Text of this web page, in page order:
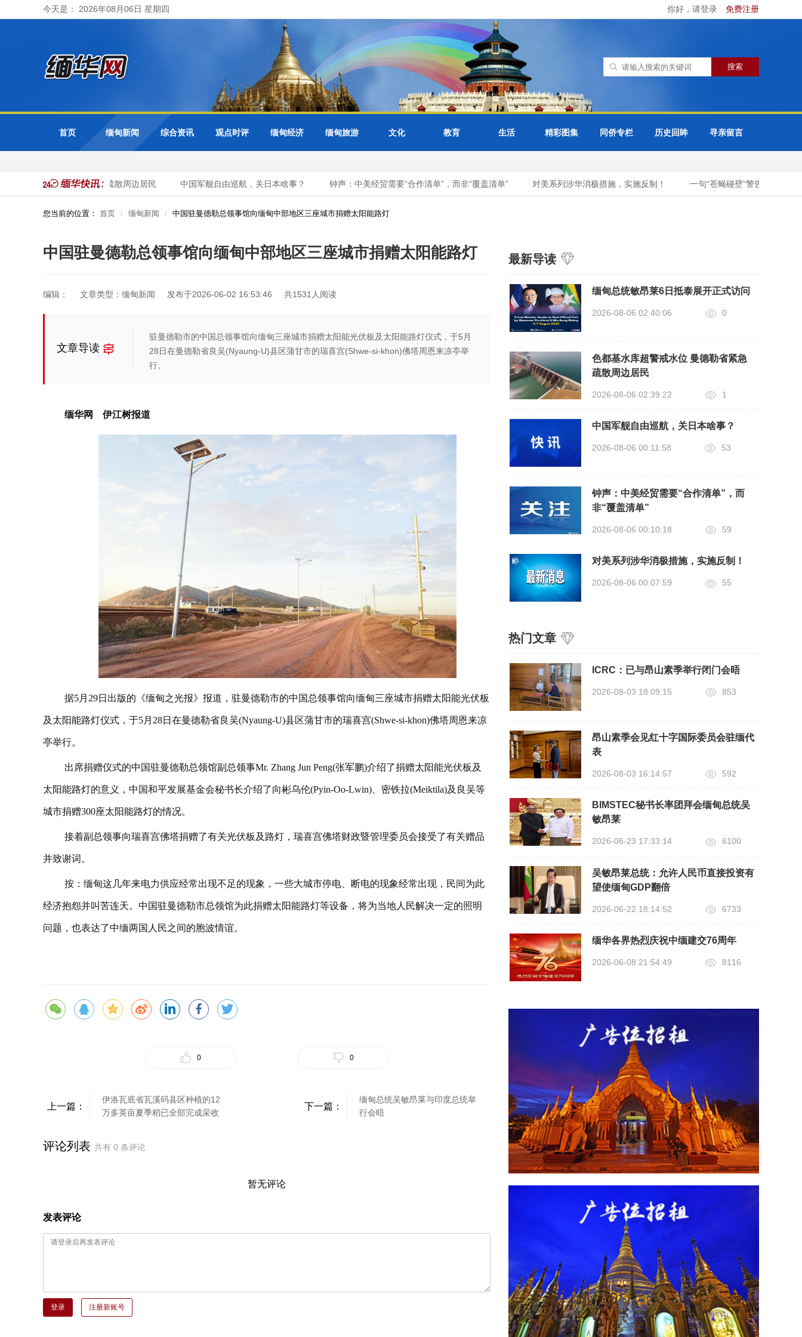
今天是： 2026年08月06日 星期四 你好，请登录 免费注册
首页 缅甸新闻 综合资讯 观点时评 缅甸经济 缅甸旅游 文化 教育 生活 精彩图集 同侨专栏 历史回眸 寻亲留言
超警戒水位 曼德勒省紧急疏散周边居民 中国军舰自由巡航，关日本啥事？ 钟声：中美经贸需要“合作清单”，而非“覆盖清单” 对美系列涉华消极措施，实施反制！ 一句“苍蝇碰壁”警告菲律宾，
您当前的位置： 首页 缅甸新闻 中国驻曼德勒总领事馆向缅甸中部地区三座城市捐赠太阳能路灯
中国驻曼德勒总领事馆向缅甸中部地区三座城市捐赠太阳能路灯
编辑： 文章类型：缅甸新闻 发布于2026-06-02 16:53:46 共1531人阅读
文章导读
驻曼德勒市的中国总领事馆向缅甸三座城市捐赠太阳能光伏板及太阳能路灯仪式，于5月
28日在曼德勒省良吴(Nyaung-U)县区蒲甘市的瑞喜宫(Shwe-si-khon)佛塔周恩来凉亭举
行。
缅华网 伊江树报道
据5月29日出版的《缅甸之光报》报道，驻曼德勒市的中国总领事馆向缅甸三座城市捐赠太阳能光伏板
及太阳能路灯仪式，于5月28日在曼德勒省良吴(Nyaung-U)县区蒲甘市的瑞喜宫(Shwe-si-khon)佛塔周恩来凉
亭举行。
出席捐赠仪式的中国驻曼德勒总领馆副总领事Mr. Zhang Jun Peng(张军鹏)介绍了捐赠太阳能光伏板及
太阳能路灯的意义，中国和平发展基金会秘书长介绍了向彬乌伦(Pyin-Oo-Lwin)、密铁拉(Meiktila)及良吴等
城市捐赠300座太阳能路灯的情况。
接着副总领事向瑞喜宫佛塔捐赠了有关光伏板及路灯，瑞喜宫佛塔财政暨管理委员会接受了有关赠品
并致谢词。
按：缅甸这几年来电力供应经常出现不足的现象，一些大城市停电、断电的现象经常出现，民间为此
经济抱怨并叫苦连天。中国驻曼德勒市总领馆为此捐赠太阳能路灯等设备，将为当地人民解决一定的照明
问题，也表达了中缅两国人民之间的胞波情谊。
0 0
上一篇：
伊洛瓦底省瓦溪码县区种植的12
万多英亩夏季稻已全部完成采收
下一篇：
缅甸总统吴敏昂莱与印度总统举
行会晤
评论列表 共有 0 条评论
暂无评论
发表评论
登录 注册新账号
最新导读
缅甸总统敏昂莱6日抵泰展开正式访问
2026-08-06 02:40:06 0
色都基水库超警戒水位 曼德勒省紧急
疏散周边居民
2026-08-06 02:39:22 1
中国军舰自由巡航，关日本啥事？
2026-08-06 00:11:58 53
钟声：中美经贸需要“合作清单”，而
非“覆盖清单”
2026-08-06 00:10:18 59
对美系列涉华消极措施，实施反制！
2026-08-06 00:07:59 55
热门文章
ICRC：已与昂山素季举行闭门会晤
2026-08-03 18:09:15 853
昂山素季会见红十字国际委员会驻缅代
表
2026-08-03 16:14:57 592
BIMSTEC秘书长率团拜会缅甸总统吴
敏昂莱
2026-06-23 17:33:14 6100
吴敏昂莱总统：允许人民币直接投资有
望使缅甸GDP翻倍
2026-06-22 18:14:52 6733
缅华各界热烈庆祝中缅建交76周年
2026-06-08 21:54:49 8116